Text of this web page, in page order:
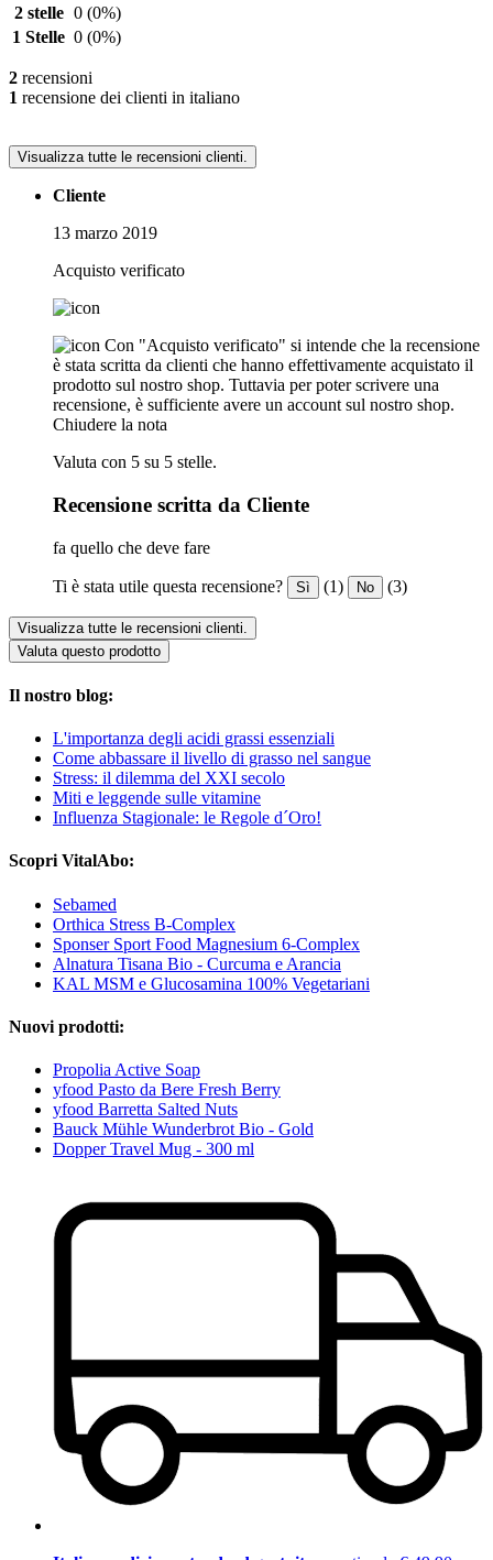
2 stelle 0 (0%)
1 Stelle 0 (0%)
2 recensioni
1 recensione dei clienti in italiano
Visualizza tutte le recensioni clienti.
Cliente
13 marzo 2019
Acquisto verificato
Con "Acquisto verificato" si intende che la recensione
è stata scritta da clienti che hanno effettivamente acquistato il
prodotto sul nostro shop. Tuttavia per poter scrivere una
recensione, è sufficiente avere un account sul nostro shop.
Chiudere la nota
Valuta con 5 su 5 stelle.
Recensione scritta da Cliente
fa quello che deve fare
Ti è stata utile questa recensione? Sì (1) No (3)
Visualizza tutte le recensioni clienti.
Valuta questo prodotto
Il nostro blog:
L'importanza degli acidi grassi essenziali
Come abbassare il livello di grasso nel sangue
Stress: il dilemma del XXI secolo
Miti e leggende sulle vitamine
Influenza Stagionale: le Regole d´Oro!
Scopri VitalAbo:
Sebamed
Orthica Stress B-Complex
Sponser Sport Food Magnesium 6-Complex
Alnatura Tisana Bio - Curcuma e Arancia
KAL MSM e Glucosamina 100% Vegetariani
Nuovi prodotti:
Propolia Active Soap
yfood Pasto da Bere Fresh Berry
yfood Barretta Salted Nuts
Bauck Mühle Wunderbrot Bio - Gold
Dopper Travel Mug - 300 ml